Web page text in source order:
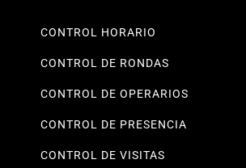
CONTROL HORARIO
CONTROL DE RONDAS
CONTROL DE OPERARIOS
CONTROL DE PRESENCIA
CONTROL DE VISITAS